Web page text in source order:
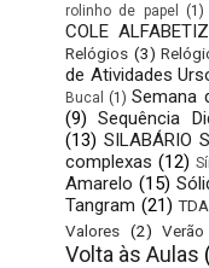
rolinho de papel
(1)
COLE
Relógios (3)
de Atividades
Bucal
(1) Semana
(9) Sequência
(13) SILABÁRIO
complexas (12)
Amarelo (15)
Tangram (21)
Valores (2) Verão
Volta às Aulas